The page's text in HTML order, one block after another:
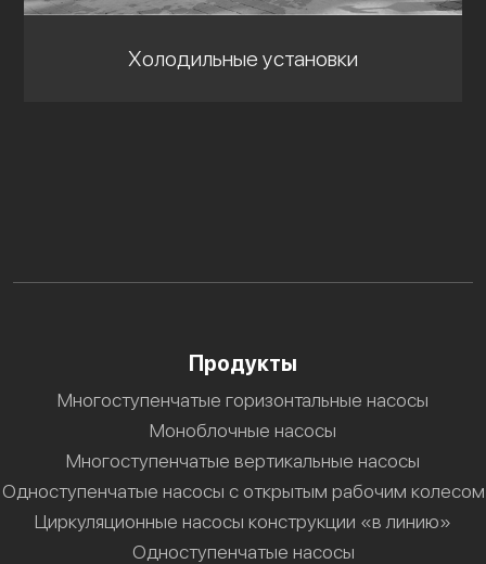
Холодильные установки
Продукты
Многоступенчатые горизонтальные насосы
Моноблочные насосы
Многоступенчатые вертикальные насосы
Одноступенчатые насосы с открытым рабочим колесом
Циркуляционные насосы конструкции «в линию»
Одноступенчатые насосы